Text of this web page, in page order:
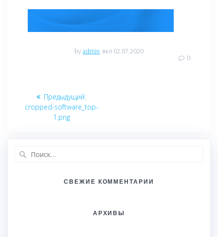
byadmin вкл 02.07.2020
0
Навигация
по
Предыдущий:
запись:
cropped-software_top-
1.png
СВЕЖИЕ КОММЕНТАРИИ
АРХИВЫ